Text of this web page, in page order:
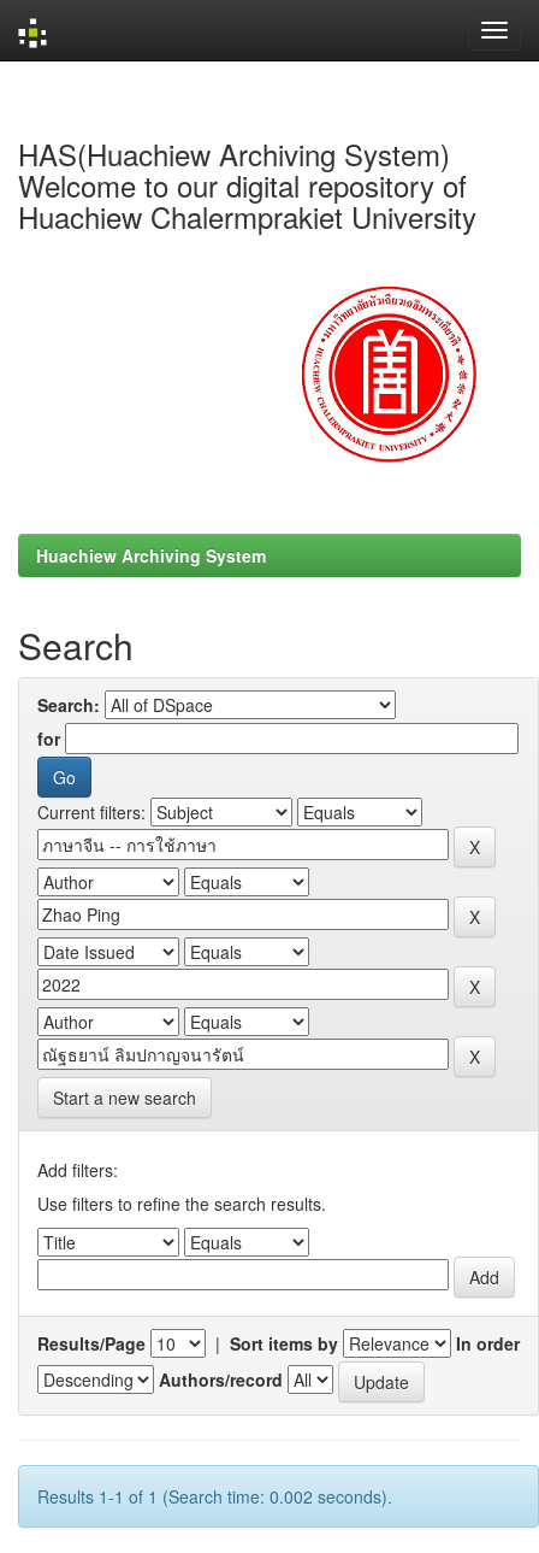
HAS(Huachiew Archiving System)
Welcome to our digital repository of
Huachiew Chalermprakiet University
Huachiew Archiving System
Search
Search:
for
Current filters:
Start a new search
Add filters:
Use filters to refine the search results.
Results/Page | Sort items by
In order
Authors/record
Results 1-1 of 1 (Search time: 0.002 seconds).